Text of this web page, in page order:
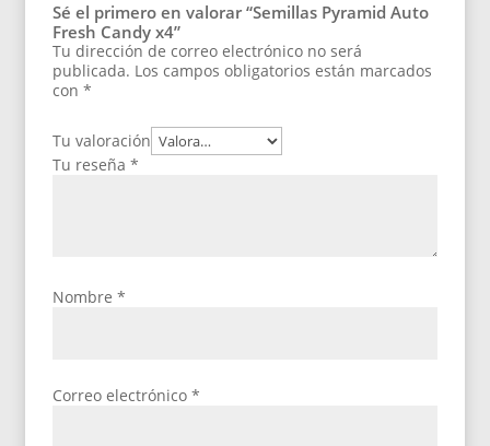
Sé el primero en valorar “Semillas Pyramid Auto
Fresh Candy x4”
Tu dirección de correo electrónico no será
publicada. Los campos obligatorios están marcados
con*
Tu valoración
Tu reseña*
Nombre*
Correo electrónico*